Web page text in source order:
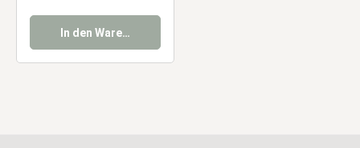
In den Warenkorb